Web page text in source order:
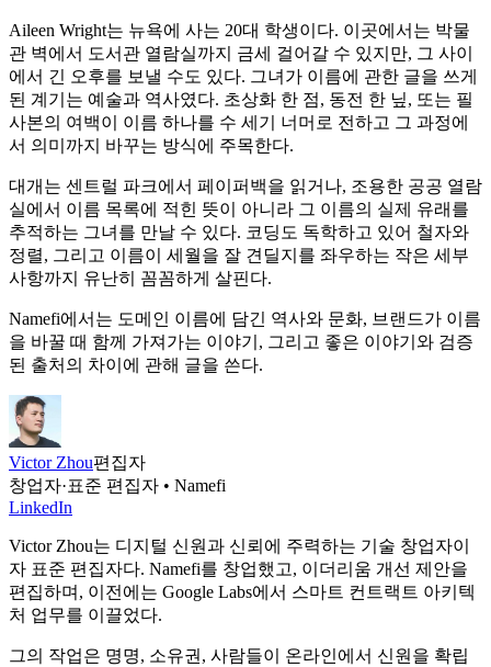
Aileen Wright는 뉴욕에 사는 20대 학생이다. 이곳에서는 박물
관 벽에서 도서관 열람실까지 금세 걸어갈 수 있지만, 그 사이
에서 긴 오후를 보낼 수도 있다. 그녀가 이름에 관한 글을 쓰게
된 계기는 예술과 역사였다. 초상화 한 점, 동전 한 닢, 또는 필
사본의 여백이 이름 하나를 수 세기 너머로 전하고 그 과정에
서 의미까지 바꾸는 방식에 주목한다.
대개는 센트럴 파크에서 페이퍼백을 읽거나, 조용한 공공 열람
실에서 이름 목록에 적힌 뜻이 아니라 그 이름의 실제 유래를
추적하는 그녀를 만날 수 있다. 코딩도 독학하고 있어 철자와
정렬, 그리고 이름이 세월을 잘 견딜지를 좌우하는 작은 세부
사항까지 유난히 꼼꼼하게 살핀다.
Namefi에서는 도메인 이름에 담긴 역사와 문화, 브랜드가 이름
을 바꿀 때 함께 가져가는 이야기, 그리고 좋은 이야기와 검증
된 출처의 차이에 관해 글을 쓴다.
Victor Zhou편집자
창업자·표준 편집자 • Namefi
LinkedIn
Victor Zhou는 디지털 신원과 신뢰에 주력하는 기술 창업자이
자 표준 편집자다. Namefi를 창업했고, 이더리움 개선 제안을
편집하며, 이전에는 Google Labs에서 스마트 컨트랙트 아키텍
처 업무를 이끌었다.
그의 작업은 명명, 소유권, 사람들이 온라인에서 신원을 확립